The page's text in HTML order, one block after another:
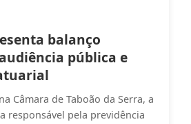
balanço
pública e
Câmara de Taboão da Serra, a
responsável pela previdência